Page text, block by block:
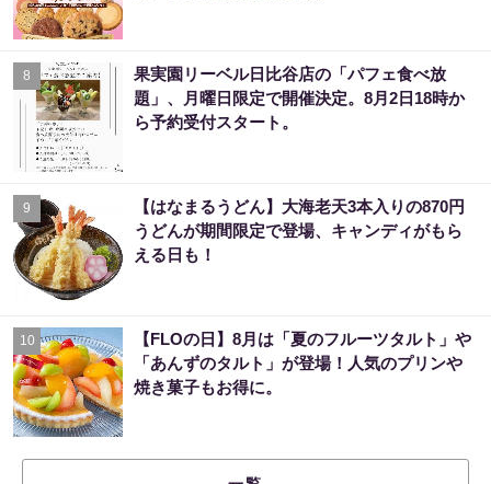
8
果実園リーベル日比谷店の「パフェ食べ放
題」、月曜日限定で開催決定。8月2日18時か
ら予約受付スタート。
9
【はなまるうどん】大海老天3本入りの870円
うどんが期間限定で登場、キャンディがもら
える日も！
10
【FLOの日】8月は「夏のフルーツタルト」や
「あんずのタルト」が登場！人気のプリンや
焼き菓子もお得に。